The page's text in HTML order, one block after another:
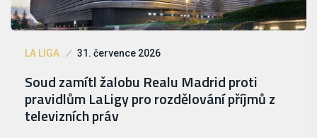
LA LIGA 31. července 2026
Soud zamítl žalobu Realu Madrid proti
pravidlům LaLigy pro rozdělování příjmů z
televizních práv